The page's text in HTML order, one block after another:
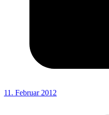
11. Februar 2012